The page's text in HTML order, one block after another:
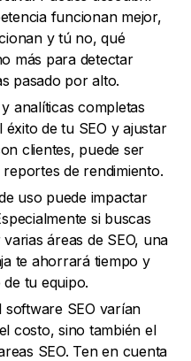
funcionan mejor,
y tú no, qué
más para detectar
pasado por alto.
analíticas completas
de tu SEO y ajustar
clientes, puede ser
de rendimiento.
uso puede impactar
si buscas
áreas de SEO, una
te ahorrará tiempo y
tu equipo.
software SEO varían
costo, sino también el
SEO. Ten en cuenta